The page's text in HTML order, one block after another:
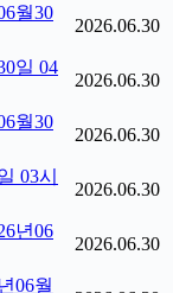
월30
2026.06.30
일 04
2026.06.30
월30
2026.06.30
03시
2026.06.30
년06
2026.06.30
06월